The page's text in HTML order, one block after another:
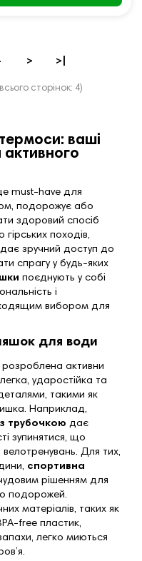
> >|
сторінок: 4)
ваші
активного
must-have для
подорожує або
здоровий спосіб
походів,
дає зручний доступ до
спрагу у будь-яких
поєднують у собі
і
вибором для
для води
розроблена активни
ударостійка та
такими як
Наприклад,
трубочкою дає
зупинятися, що
Для тих,
спортивна
рішенням для
подорожей.
матеріалів, таких як
free пластик,
легко миються